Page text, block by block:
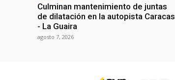
Culminan mantenimiento de juntas
de dilatación en la autopista Caracas
- La Guaira
agosto 7, 2026